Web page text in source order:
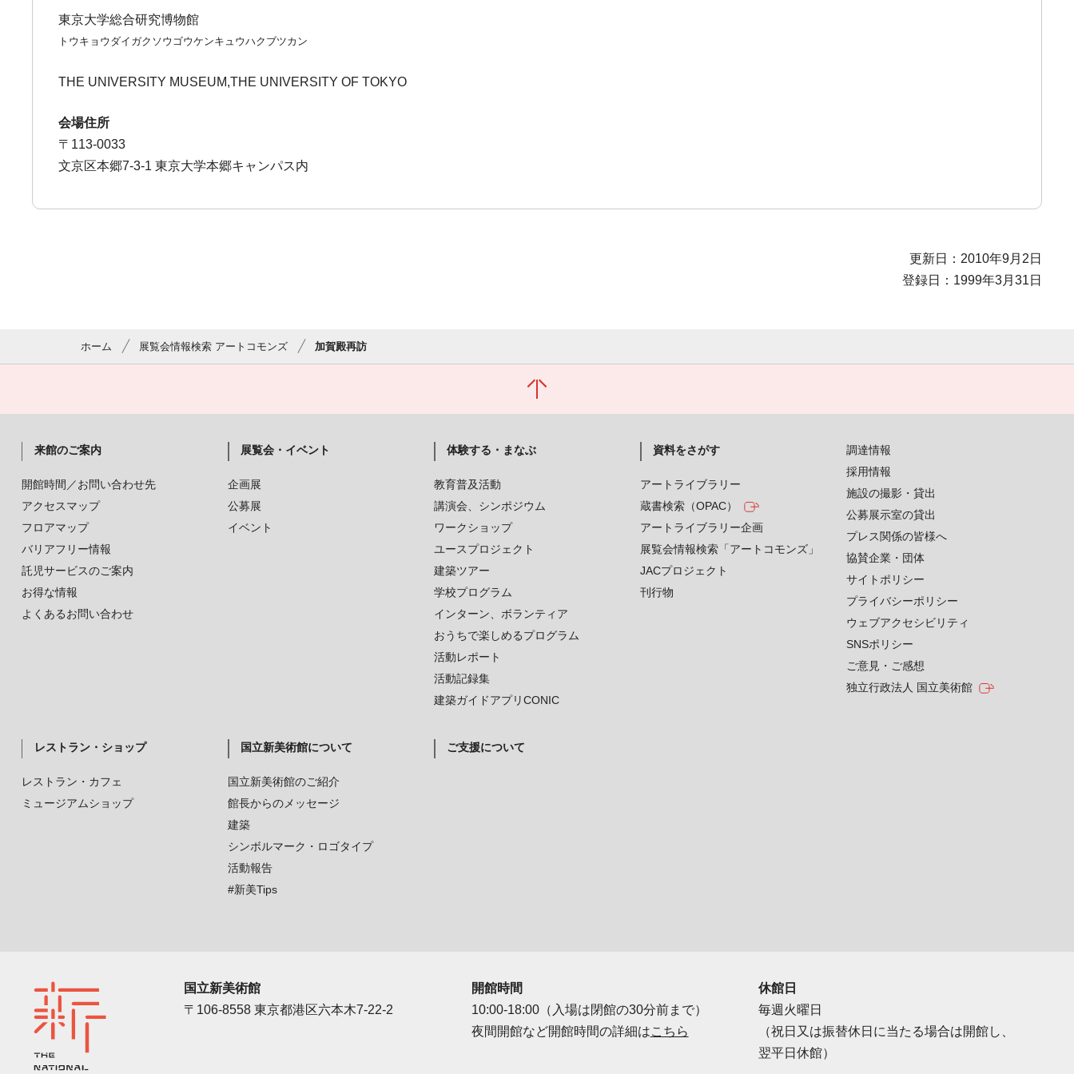
東京大学総合研究博物館
トウキョウダイガクソウゴウケンキュウハクブツカン
THE UNIVERSITY MUSEUM,THE UNIVERSITY OF TOKYO
会場住所
〒113-0033
文京区本郷7-3-1 東京大学本郷キャンパス内
更新日：2010年9月2日
登録日：1999年3月31日
ホーム 展覧会情報検索 アートコモンズ 加賀殿再訪
来館のご案内
開館時間／お問い合わせ先
アクセスマップ
フロアマップ
バリアフリー情報
託児サービスのご案内
お得な情報
よくあるお問い合わせ
展覧会・イベント
企画展
公募展
イベント
体験する・まなぶ
教育普及活動
講演会、シンポジウム
ワークショップ
ユースプロジェクト
建築ツアー
学校プログラム
インターン、ボランティア
おうちで楽しめるプログラム
活動レポート
活動記録集
建築ガイドアプリCONIC
資料をさがす
アートライブラリー
蔵書検索（OPAC）
アートライブラリー企画
展覧会情報検索「アートコモンズ」
JACプロジェクト
刊行物
レストラン・ショップ
レストラン・カフェ
ミュージアムショップ
国立新美術館について
国立新美術館のご紹介
館長からのメッセージ
建築
シンボルマーク・ロゴタイプ
活動報告
#新美Tips
ご支援について
調達情報
採用情報
施設の撮影・貸出
公募展示室の貸出
プレス関係の皆様へ
協賛企業・団体
サイトポリシー
プライバシーポリシー
ウェブアクセシビリティ
SNSポリシー
ご意見・ご感想
独立行政法人 国立美術館
国立新美術館
〒106-8558 東京都港区六本木7-22-2
開館時間
10:00-18:00（入場は閉館の30分前まで）
夜間開館など開館時間の詳細はこちら
休館日
毎週火曜日
（祝日又は振替休日に当たる場合は開館し、
翌平日休館）